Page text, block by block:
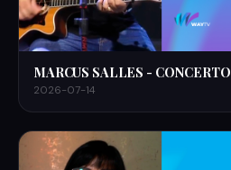
MARCUS SALLES - CONCERTO
2026-07-14